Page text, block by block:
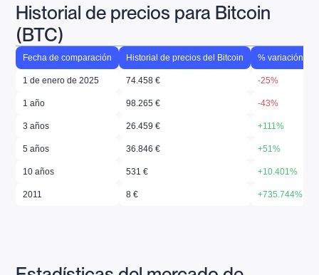
Historial de precios para Bitcoin
(BTC)
Fecha de comparación
1 de enero de 2025
1 año
3 años
5 años
10 años
2011
Historial de precios del Bitcoin
74.458 €
98.265 €
26.459 €
36.846 €
531 €
8 €
% variación
-25%
-43%
+111%
+51%
+10.401%
+735.744%